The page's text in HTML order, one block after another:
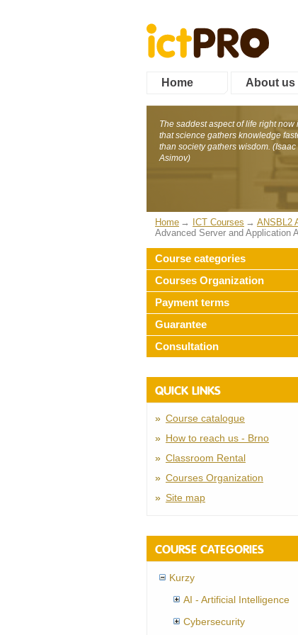
Home About us
The saddest aspect of life right now
that science gathers knowledge
than society gathers wisdom. (Isaac
Asimov)
Home ICT Courses ANSBL2
Advanced Server and Application
Course categories
Courses Organization
Payment terms
Guarantee
Consultation
QUICK LINKS
Course catalogue
How to reach us - Brno
Classroom Rental
Courses Organization
Site map
COURSE CATEGORIES
Kurzy
AI - Artificial Intelligence
Cybersecurity